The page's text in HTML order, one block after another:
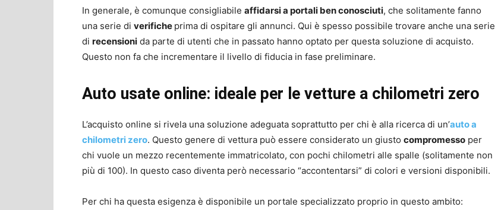
In generale, è comunque consigliabile affidarsi a portali ben conosciuti, che solitamente fanno
una serie di verifiche prima di ospitare gli annunci. Qui è spesso possibile trovare anche una serie
di recensioni da parte di utenti che in passato hanno optato per questa soluzione di acquisto.
Questo non fa che incrementare il livello di fiducia in fase preliminare.
Auto usate online: ideale per le vetture a chilometri zero
L’acquisto online si rivela una soluzione adeguata soprattutto per chi è alla ricerca di un’auto a
chilometri zero. Questo genere di vettura può essere considerato un giusto compromesso per
chi vuole un mezzo recentemente immatricolato, con pochi chilometri alle spalle (solitamente non
più di 100). In questo caso diventa però necessario “accontentarsi” di colori e versioni disponibili.
Per chi ha questa esigenza è disponibile un portale specializzato proprio in questo ambito: